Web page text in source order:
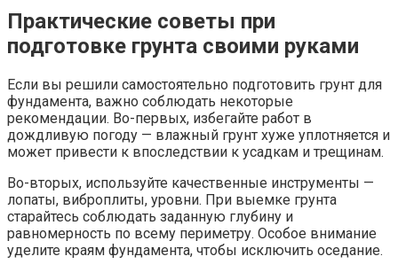
Практические советы при
подготовке грунта своими руками
Если вы решили самостоятельно подготовить грунт для
фундамента, важно соблюдать некоторые
рекомендации. Во-первых, избегайте работ в
дождливую погоду — влажный грунт хуже уплотняется и
может привести к впоследствии к усадкам и трещинам.
Во-вторых, используйте качественные инструменты —
лопаты, виброплиты, уровни. При выемке грунта
старайтесь соблюдать заданную глубину и
равномерность по всему периметру. Особое внимание
уделите краям фундамента, чтобы исключить оседание.